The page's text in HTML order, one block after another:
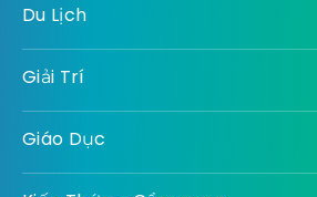
Du Lịch
Giải Trí
Giáo Dục